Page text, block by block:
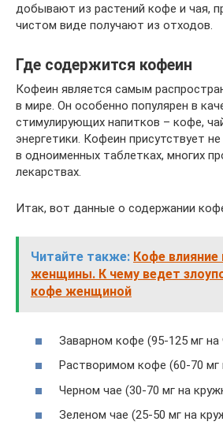
добывают из растений кофе и чая,
чистом виде получают из отходов.
Где содержится кофеин
Кофеин является самым
в мире. Он особенно популярен в
стимулирующих напитков – кофе,
энергетики. Кофеин присутствует
в одноименных таблетках, многих
лекарствах.
Итак, вот данные о содержании
Читайте также: Кофе влияние
женщины. К чему ведет
кофе женщиной
Заварном кофе (95-125 мг на
Растворимом кофе (60-70 мг
Черном чае (30-70 мг на
Зеленом чае (25-50 мг на